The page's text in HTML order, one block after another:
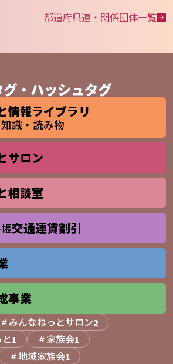
都道府県連・関係団体一覧
グ・ハッシュタグ
情報ライブラリ
識・読み物
サロン
相談室
交通運賃割引
事業
みんなねっとサロン2
1 家族会1
地域家族会1